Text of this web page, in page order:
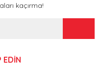
kaçırma!
EDİN